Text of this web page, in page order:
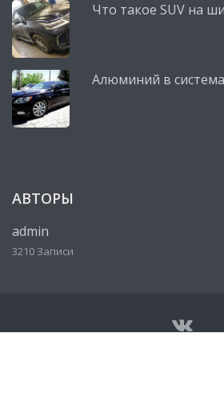
Что такое SUV на
Алюминий в
АВТОРЫ
admin
3210 Записи